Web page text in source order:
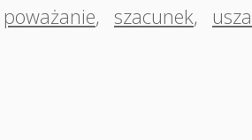
poważanie, szacunek,